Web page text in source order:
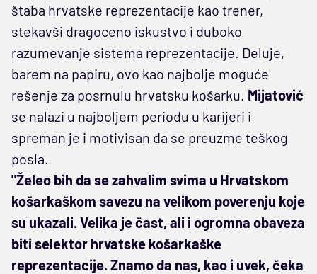
štaba hrvatske reprezentacije kao trener,
stekavši dragoceno iskustvo i duboko
razumevanje sistema reprezentacije. Deluje,
barem na papiru, ovo kao najbolje moguće
rešenje za posrnulu hrvatsku košarku. Mijatović
se nalazi u najboljem periodu u karijeri i
spreman je i motivisan da se preuzme teškog
posla.
"Želeo bih da se zahvalim svima u Hrvatskom
košarkaškom savezu na velikom poverenju koje
su ukazali. Velika je čast, ali i ogromna obaveza
biti selektor hrvatske košarkaške
reprezentacije. Znamo da nas, kao i uvek, čeka